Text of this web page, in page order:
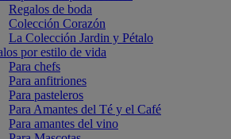
Regalos de boda
Colección Corazón
La Colección Jardin y Pétalo
por estilo de vida
Para chefs
Para anfitriones
Para pasteleros
Para Amantes del Té y el Café
Para amantes del vino